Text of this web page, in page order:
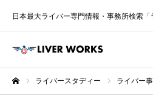
日本最大ライバー専門情報・事務所検索「
ライバースタディー ライバー